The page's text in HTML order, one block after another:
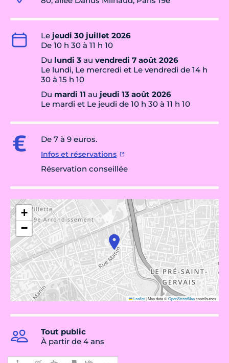
Le jeudi 30 juillet 2026
De 10 h 30 à 11 h 10
Du lundi 3 au vendredi 7 août 2026
Le lundi, Le mercredi et Le vendredi de 14 h
30 à 15 h 10
Du mardi 11 au jeudi 13 août 2026
Le mardi et Le jeudi de 10 h 30 à 11 h 10
De 7 à 9 euros.
Infos et réservations
Réservation conseillée
+
−
Leaflet|Map data ©OpenStreetMapcontributors
Tout public
À partir de 4 ans